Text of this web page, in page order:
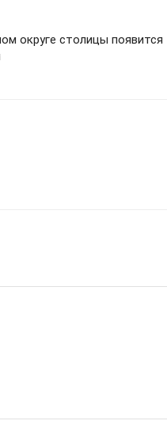
округе столицы появится